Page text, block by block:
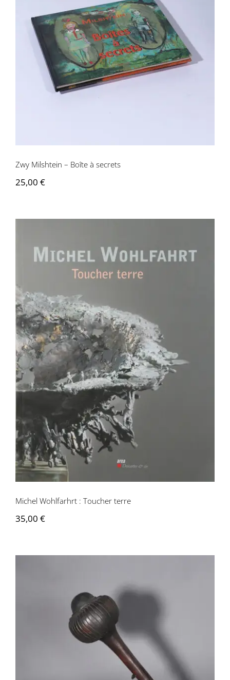
Zwy Milshtein – Boîte à secrets
Zwy Milshtein – Boîte à secrets
25,00 €
Michel Wohlfarhrt : Toucher terre
Michel Wohlfarhrt : Toucher terre
35,00 €
OC002 Massue de jet « Ula Tavatava » –
Îles Fidji